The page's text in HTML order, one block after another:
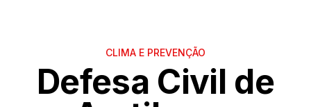
CLIMA E PREVENÇÃO
Defesa Civil de